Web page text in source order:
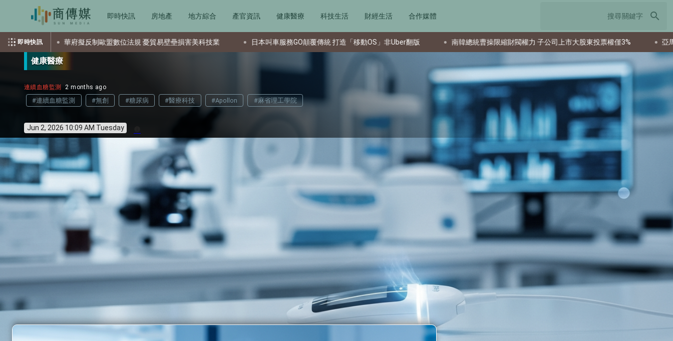
即時快訊 房地產 地方綜合 產官資訊 健康醫療 科技生活 財經生活 合作媒體 search
即時快訊
華府擬反制歐盟數位法規 憂貿易壁壘損害美科技業 日本叫車服務GO顛覆傳統 打造「移動OS」非Uber翻版 南韓總統曹操限縮財閥權力 子公司上市大股東投票權僅3% 亞馬遜股價恐遭市場低
健康醫療
連續血糖監測 2 months ago
#連續血糖監測 #無創 #糖尿病 #醫療科技 #Apollon #麻省理工學院
Jun 2, 2026 10:09 AM Tuesday